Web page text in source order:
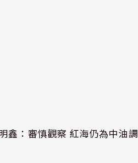
鑫：審慎觀察 紅海仍為中油調